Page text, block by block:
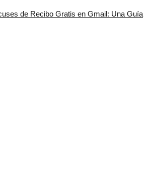
de Recibo Gratis en Gmail: Una Guía